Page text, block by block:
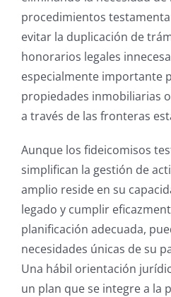
procedimientos
evitar la duplicación de
honorarios legales
especialmente importante
propiedades inmobiliarias
a través de las fronteras
Aunque los fideicomisos
simplifican la gestión de
amplio reside en su
legado y cumplir
planificación adecuada,
necesidades únicas de su
Una hábil orientación
un plan que se integre a la